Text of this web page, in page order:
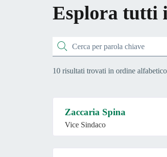
Esplora tutti
Cerca
10 risultati trovati in ordine alfabetico
Zaccaria Spina
Vice Sindaco